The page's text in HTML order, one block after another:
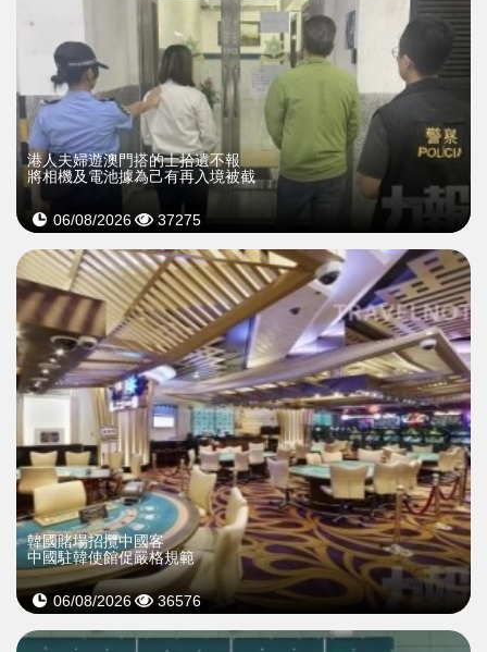
​港人夫婦遊澳門搭的士拾遺不報
將相機及電池據為己有再入境被截
06/08/2026 37275
韓國賭場招攬中國客
中國駐韓使館促嚴格規範
06/08/2026 36576